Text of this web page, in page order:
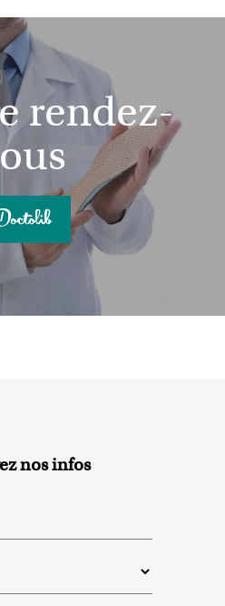
rendez-
nos infos